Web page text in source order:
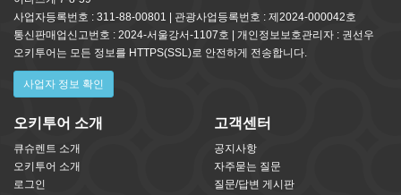
사업자등록번호 : 311-88-00801 | 관광사업등록번호 : 제2024-000042호
통신판매업신고번호 : 2024-서울강서-1107호 | 개인정보보호관리자 : 권선우
오키투어는 모든 정보를 HTTPS(SSL)로 안전하게 전송합니다.
사업자 정보 확인
오키투어 소개
큐슈렌트 소개
오키투어 소개
로그인
고객센터
공지사항
자주묻는 질문
질문/답변 게시판